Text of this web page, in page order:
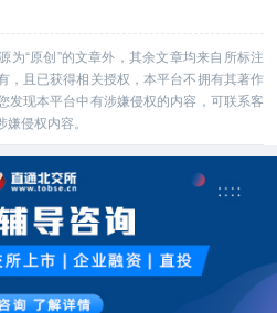
为“原创”的文章外，其余文章均来自所标注
，且已获得相关授权，本平台不拥有其著作
发现本平台中有涉嫌侵权的内容，可联系客
侵权内容。